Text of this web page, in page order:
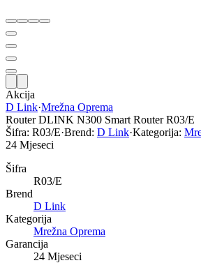
Akcija
D Link·Mrežna Oprema
Router DLINK N300 Smart Router R03/E
Šifra: R03/E·Brend: D Link·Kategorija:
24 Mjeseci
Šifra
R03/E
Brend
D Link
Kategorija
Mrežna Oprema
Garancija
24 Mjeseci